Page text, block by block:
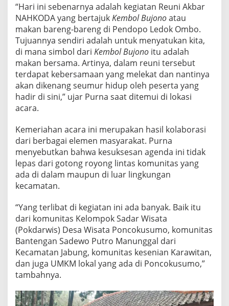
s
a
W
i
s
a
t
a
P
c
o
k
m
o
“Hari ini sebenarnya adalah kegiatan Reuni Akbar
NAHKODA yang bertajukKembol Bujonoatau
makan bareng-bareng di Pendopo Ledok Ombo.
Tujuannya sendiri adalah untuk menyatukan kita,
di mana simbol dari Kembol Bujono itu adalah
makan bersama. Artinya, dalam reuni tersebut
terdapat kebersamaan yang melekat dan nantinya
akan dikenang seumur hidup oleh peserta yang
hadir di sini,” ujar Purna saat ditemui di lokasi
acara.
Kemeriahan acara ini merupakan hasil kolaborasi
dari berbagai elemen masyarakat. Purna
menyebutkan bahwa kesuksesan agenda ini tidak
lepas dari gotong royong lintas komunitas yang
ada di dalam maupun di luar lingkungan
kecamatan.
“Yang terlibat di kegiatan ini ada banyak. Baik itu
dari komunitas Kelompok Sadar Wisata
(Pokdarwis) Desa Wisata Poncokusumo, komunitas
Bantengan Sadewo Putro Manunggal dari
Kecamatan Jabung, komunitas kesenian Karawitan,
dan juga UMKM lokal yang ada di Poncokusumo,”
tambahnya.